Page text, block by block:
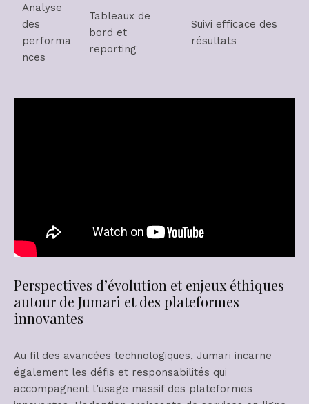
Analyse
des
performa
nces
Tableaux de
bord et
reporting
Suivi efficace des
résultats
Perspectives d’évolution et enjeux éthiques
autour de Jumari et des plateformes
innovantes
Au fil des avancées technologiques, Jumari incarne
également les défis et responsabilités qui
accompagnent l’usage massif des plateformes